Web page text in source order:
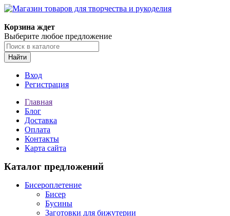
Корзина ждет
Выберите любое предложение
Найти
Вход
Регистрация
Главная
Блог
Доставка
Оплата
Контакты
Карта сайта
Каталог предложений
Бисероплетение
Бисер
Бусины
Заготовки для бижутерии